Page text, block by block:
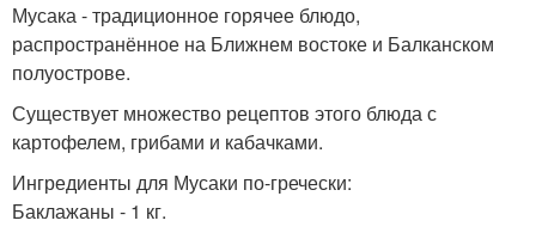
Мусака - традиционное горячее блюдо,
распространённое на Ближнем востоке и Балканском
полуострове.
Существует множество рецептов этого блюда с
картофелем, грибами и кабачками.
Ингредиенты для Мусаки по-гречески:
Баклажаны - 1 кг.